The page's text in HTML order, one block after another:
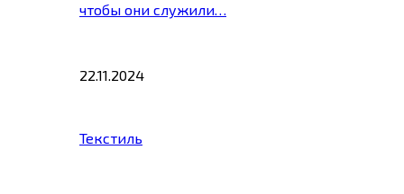
чтобы они служили…
22.11.2024
Текстиль